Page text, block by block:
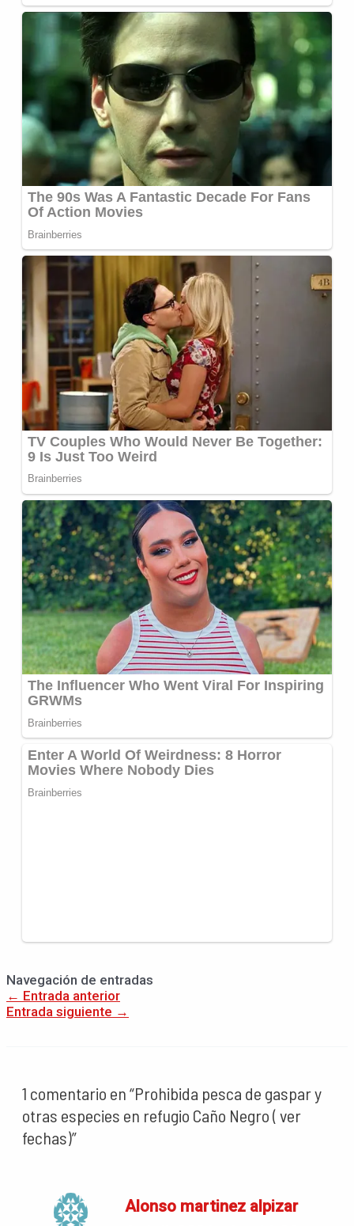
Navegación de entradas
← Entrada anterior
Entrada siguiente →
1 comentario en “Prohibida pesca de gaspar y
otras especies en refugio Caño Negro ( ver
fechas)”
Alonso martinez alpizar